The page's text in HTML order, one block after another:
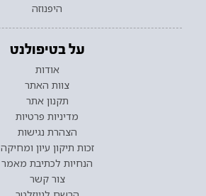
היפנוזה
על בטיפולנט
אודות
צוות האתר
תקנון אתר
מדיניות פרטיות
הצהרת נגישות
זכות תיקון עיון ומחיקה
הנחיות לכתיבת מאמר
צור קשר